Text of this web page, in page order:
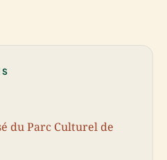
du Parc Culturel de